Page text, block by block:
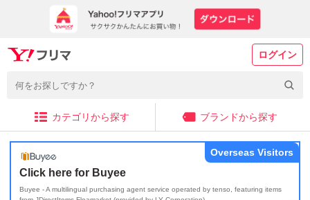
ログイン
カテゴリから探す ブランドから探す
Click here for Buyee
Buyee - A multilingual purchasing agent service operated by tenso, featuring items
Overseas Visitors